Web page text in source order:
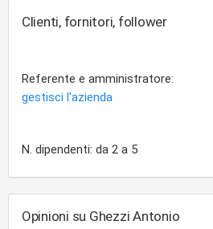
Clienti, fornitori, follower
Referente e amministratore:
gestisci l'azienda
N. dipendenti: da 2 a 5
Opinioni su Ghezzi Antonio